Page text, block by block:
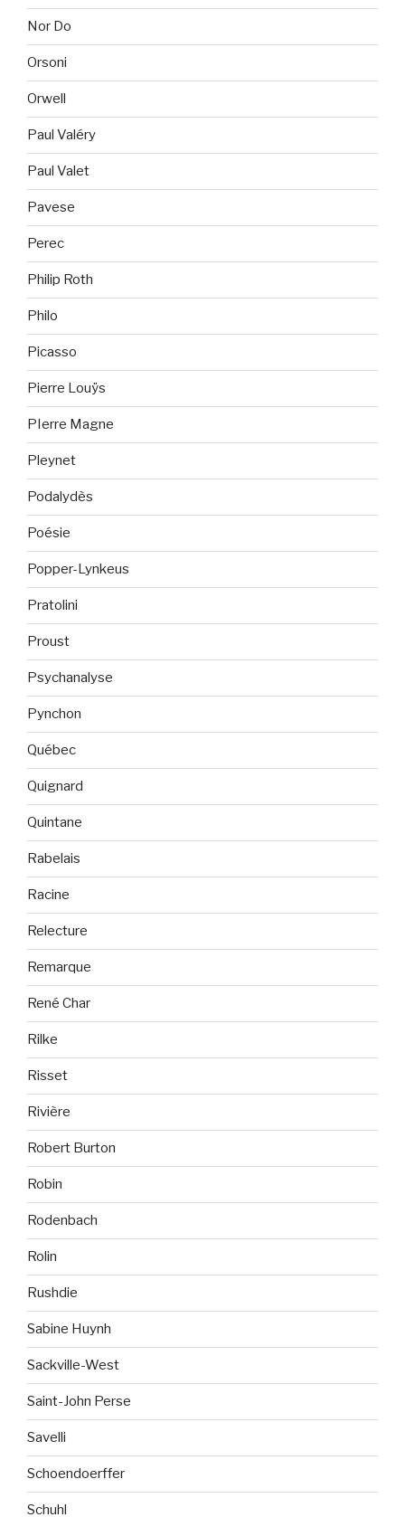
Nor Do
Orsoni
Orwell
Paul Valéry
Paul Valet
Pavese
Perec
Philip Roth
Philo
Picasso
Pierre Louÿs
PIerre Magne
Pleynet
Podalydès
Poésie
Popper-Lynkeus
Pratolini
Proust
Psychanalyse
Pynchon
Québec
Quignard
Quintane
Rabelais
Racine
Relecture
Remarque
René Char
Rilke
Risset
Rivière
Robert Burton
Robin
Rodenbach
Rolin
Rushdie
Sabine Huynh
Sackville-West
Saint-John Perse
Savelli
Schoendoerffer
Schuhl